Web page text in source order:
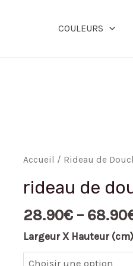
COULEURS
Accueil / Rideau de
rideau de
28.90€– 68.90
Largeur X Hauteur (cm)
quantité
rideau
de
douche
lavable